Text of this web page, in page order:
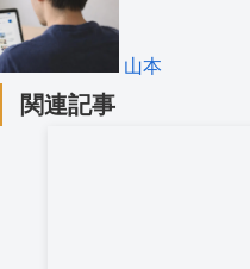
山本
関連記事